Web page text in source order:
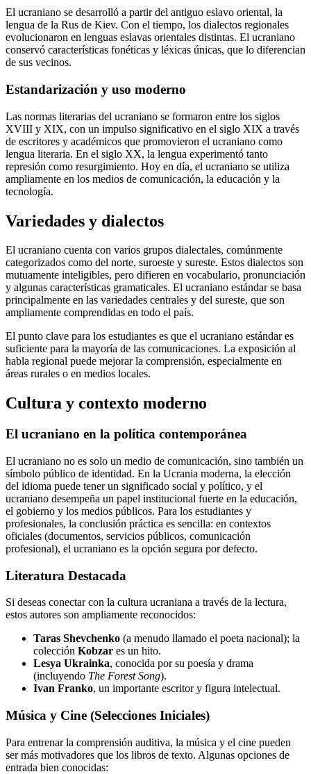
El ucraniano se desarrolló a partir del antiguo eslavo oriental, la
lengua de la Rus de Kiev. Con el tiempo, los dialectos regionales
evolucionaron en lenguas eslavas orientales distintas. El ucraniano
conservó características fonéticas y léxicas únicas, que lo diferencian
de sus vecinos.
Estandarización y uso moderno
Las normas literarias del ucraniano se formaron entre los siglos
XVIII y XIX, con un impulso significativo en el siglo XIX a través
de escritores y académicos que promovieron el ucraniano como
lengua literaria. En el siglo XX, la lengua experimentó tanto
represión como resurgimiento. Hoy en día, el ucraniano se utiliza
ampliamente en los medios de comunicación, la educación y la
tecnología.
Variedades y dialectos
El ucraniano cuenta con varios grupos dialectales, comúnmente
categorizados como del norte, suroeste y sureste. Estos dialectos son
mutuamente inteligibles, pero difieren en vocabulario, pronunciación
y algunas características gramaticales. El ucraniano estándar se basa
principalmente en las variedades centrales y del sureste, que son
ampliamente comprendidas en todo el país.
El punto clave para los estudiantes es que el ucraniano estándar es
suficiente para la mayoría de las comunicaciones. La exposición al
habla regional puede mejorar la comprensión, especialmente en
áreas rurales o en medios locales.
Cultura y contexto moderno
El ucraniano en la política contemporánea
El ucraniano no es solo un medio de comunicación, sino también un
símbolo público de identidad. En la Ucrania moderna, la elección
del idioma puede tener un significado social y político, y el
ucraniano desempeña un papel institucional fuerte en la educación,
el gobierno y los medios públicos. Para los estudiantes y
profesionales, la conclusión práctica es sencilla: en contextos
oficiales (documentos, servicios públicos, comunicación
profesional), el ucraniano es la opción segura por defecto.
Literatura Destacada
Si deseas conectar con la cultura ucraniana a través de la lectura,
estos autores son ampliamente reconocidos:
Taras Shevchenko (a menudo llamado el poeta nacional); la
colección Kobzar es un hito.
Lesya Ukrainka, conocida por su poesía y drama
(incluyendo The Forest Song).
Ivan Franko, un importante escritor y figura intelectual.
Música y Cine (Selecciones Iniciales)
Para entrenar la comprensión auditiva, la música y el cine pueden
ser más motivadores que los libros de texto. Algunas opciones de
entrada bien conocidas: